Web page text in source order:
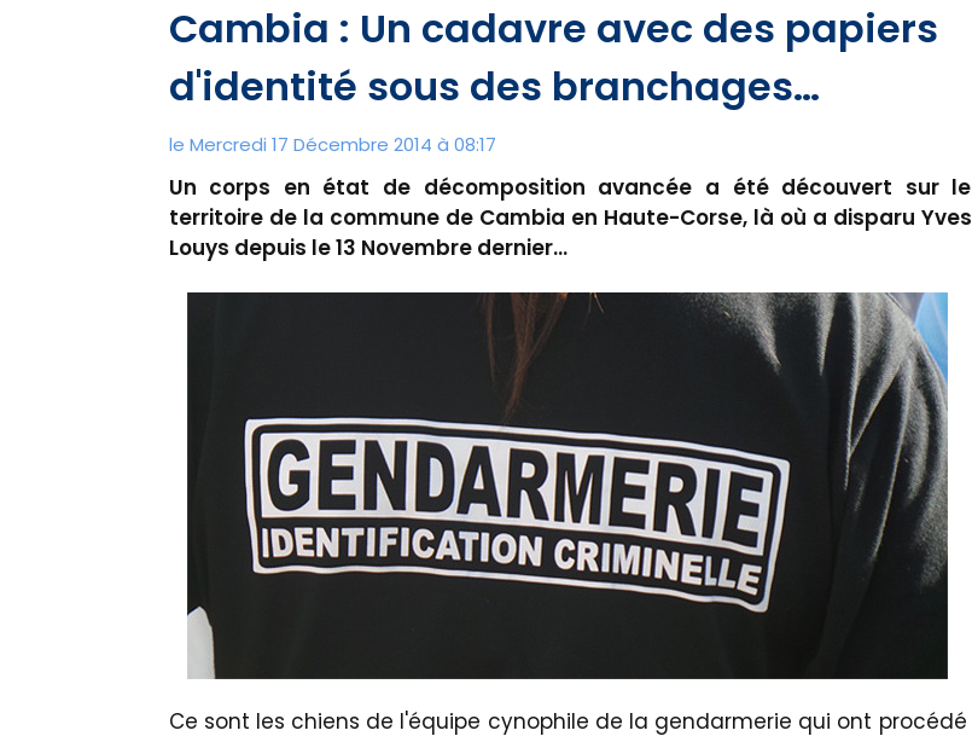
Cambia : Un cadavre avec des papiers
d'identité sous des branchages…
le Mercredi 17 Décembre 2014 à 08:17
Un corps en état de décomposition avancée a été découvert sur le
territoire de la commune de Cambia en Haute-Corse, là où a disparu Yves
Louys depuis le 13 Novembre dernier…
Ce sont les chiens de l'équipe cynophile de la gendarmerie qui ont procédé